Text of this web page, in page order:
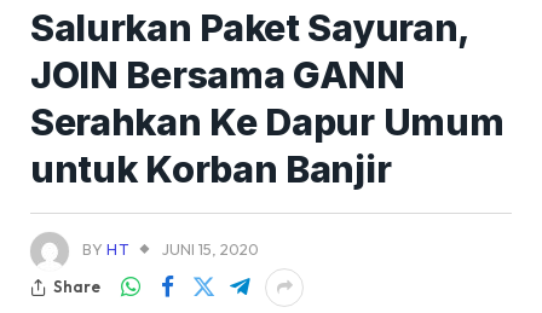
Salurkan Paket Sayuran,
JOIN Bersama GANN
Serahkan Ke Dapur Umum
untuk Korban Banjir
BY HT
JUNI 15, 2020
Share